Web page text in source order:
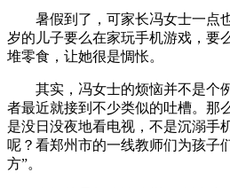
暑假到了，可家长冯女士一点
岁的儿子要么在家玩手机游戏，要
堆零食，让她很是惆怅。
其实，冯女士的烦恼并不是个例
者最近就接到不少类似的吐槽。那
是没日没夜地看电视，不是沉溺手
呢？看郑州市的一线教师们为孩子
方”。